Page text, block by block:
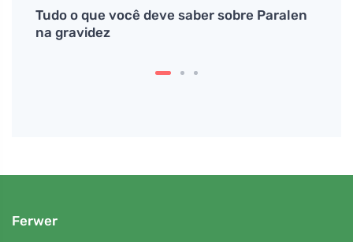
Tudo o que você deve saber sobre Paralen
na gravidez
Ferwer